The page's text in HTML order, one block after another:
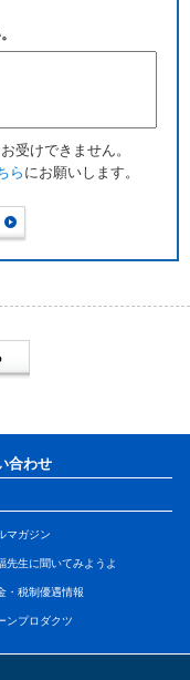
受けできません。
ら にお願いします。
合わせ
マガジン
先生に聞いてみようよ
・税制優遇情報
ンプロダクツ